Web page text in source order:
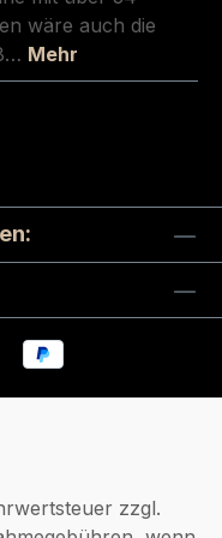
wäre auch die
Mehr
zzgl.